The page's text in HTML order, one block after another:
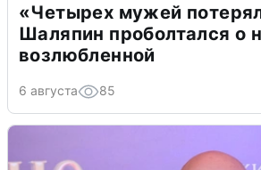
«Четырех мужей
Шаляпин проболтался о
возлюбленной
6 августа 85